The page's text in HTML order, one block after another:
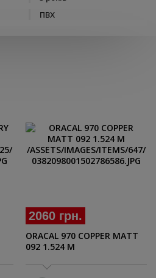
ПВХ
2060 грн.
ORACAL 970 COPPER MATT
092 1.524 M